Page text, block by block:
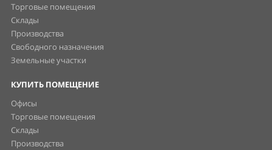
Торговые помещения
Склады
Производства
Свободного назначения
Земельные участки
КУПИТЬ ПОМЕЩЕНИЕ
Офисы
Торговые помещения
Склады
Производства